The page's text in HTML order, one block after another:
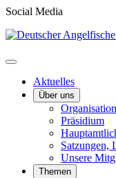
Social Media
Aktuelles
Über uns
Organisation
Präsidium
Satzungen,
Unsere
Themen